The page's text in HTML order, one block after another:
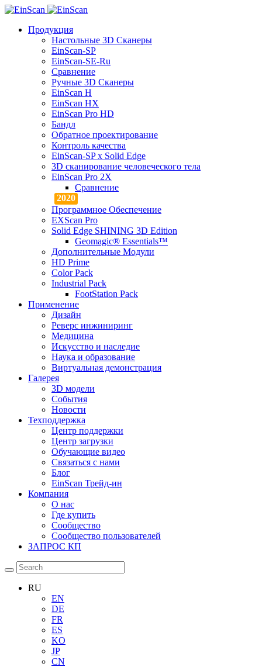
Продукция
Настольные 3D Сканеры
EinScan-SP
EinScan-SE-Ru
Сравнение
Ручные 3D Cканеры
EinScan H
EinScan HX
EinScan Pro HD
Бандл
Обратное проектирование
Контроль качества
EinScan-SP x Solid Edge
3D сканирование человеческого тела
EinScan Pro 2X
Сравнение
Программное Обеспечение
EXScan Pro
Solid Edge SHINING 3D Edition
Geomagic® Essentials™
Дополнительные Модули
HD Prime
Color Pack
Industrial Pack
FootStation Pack
Применение
Дизайн
Реверс инжиниринг
Медицина
Искусство и наследие
Наука и образование
Виртуальная демонстрация
Галерея
3D модели
События
Новости
Техподдержка
Центр поддержки
Центр загрузки
Обучающие видео
Связаться с нами
Блог
EinScan Трейд-ин
Компания
О нас
Где купить
Сообщество
Сообщество пользователей
ЗАПРОС КП
RU
EN
DE
FR
ES
KO
JP
CN